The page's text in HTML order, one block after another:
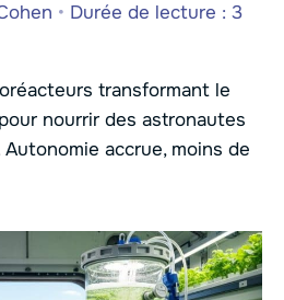
• Durée de lecture : 3
transformant le
nourrir des astronautes
accrue, moins de